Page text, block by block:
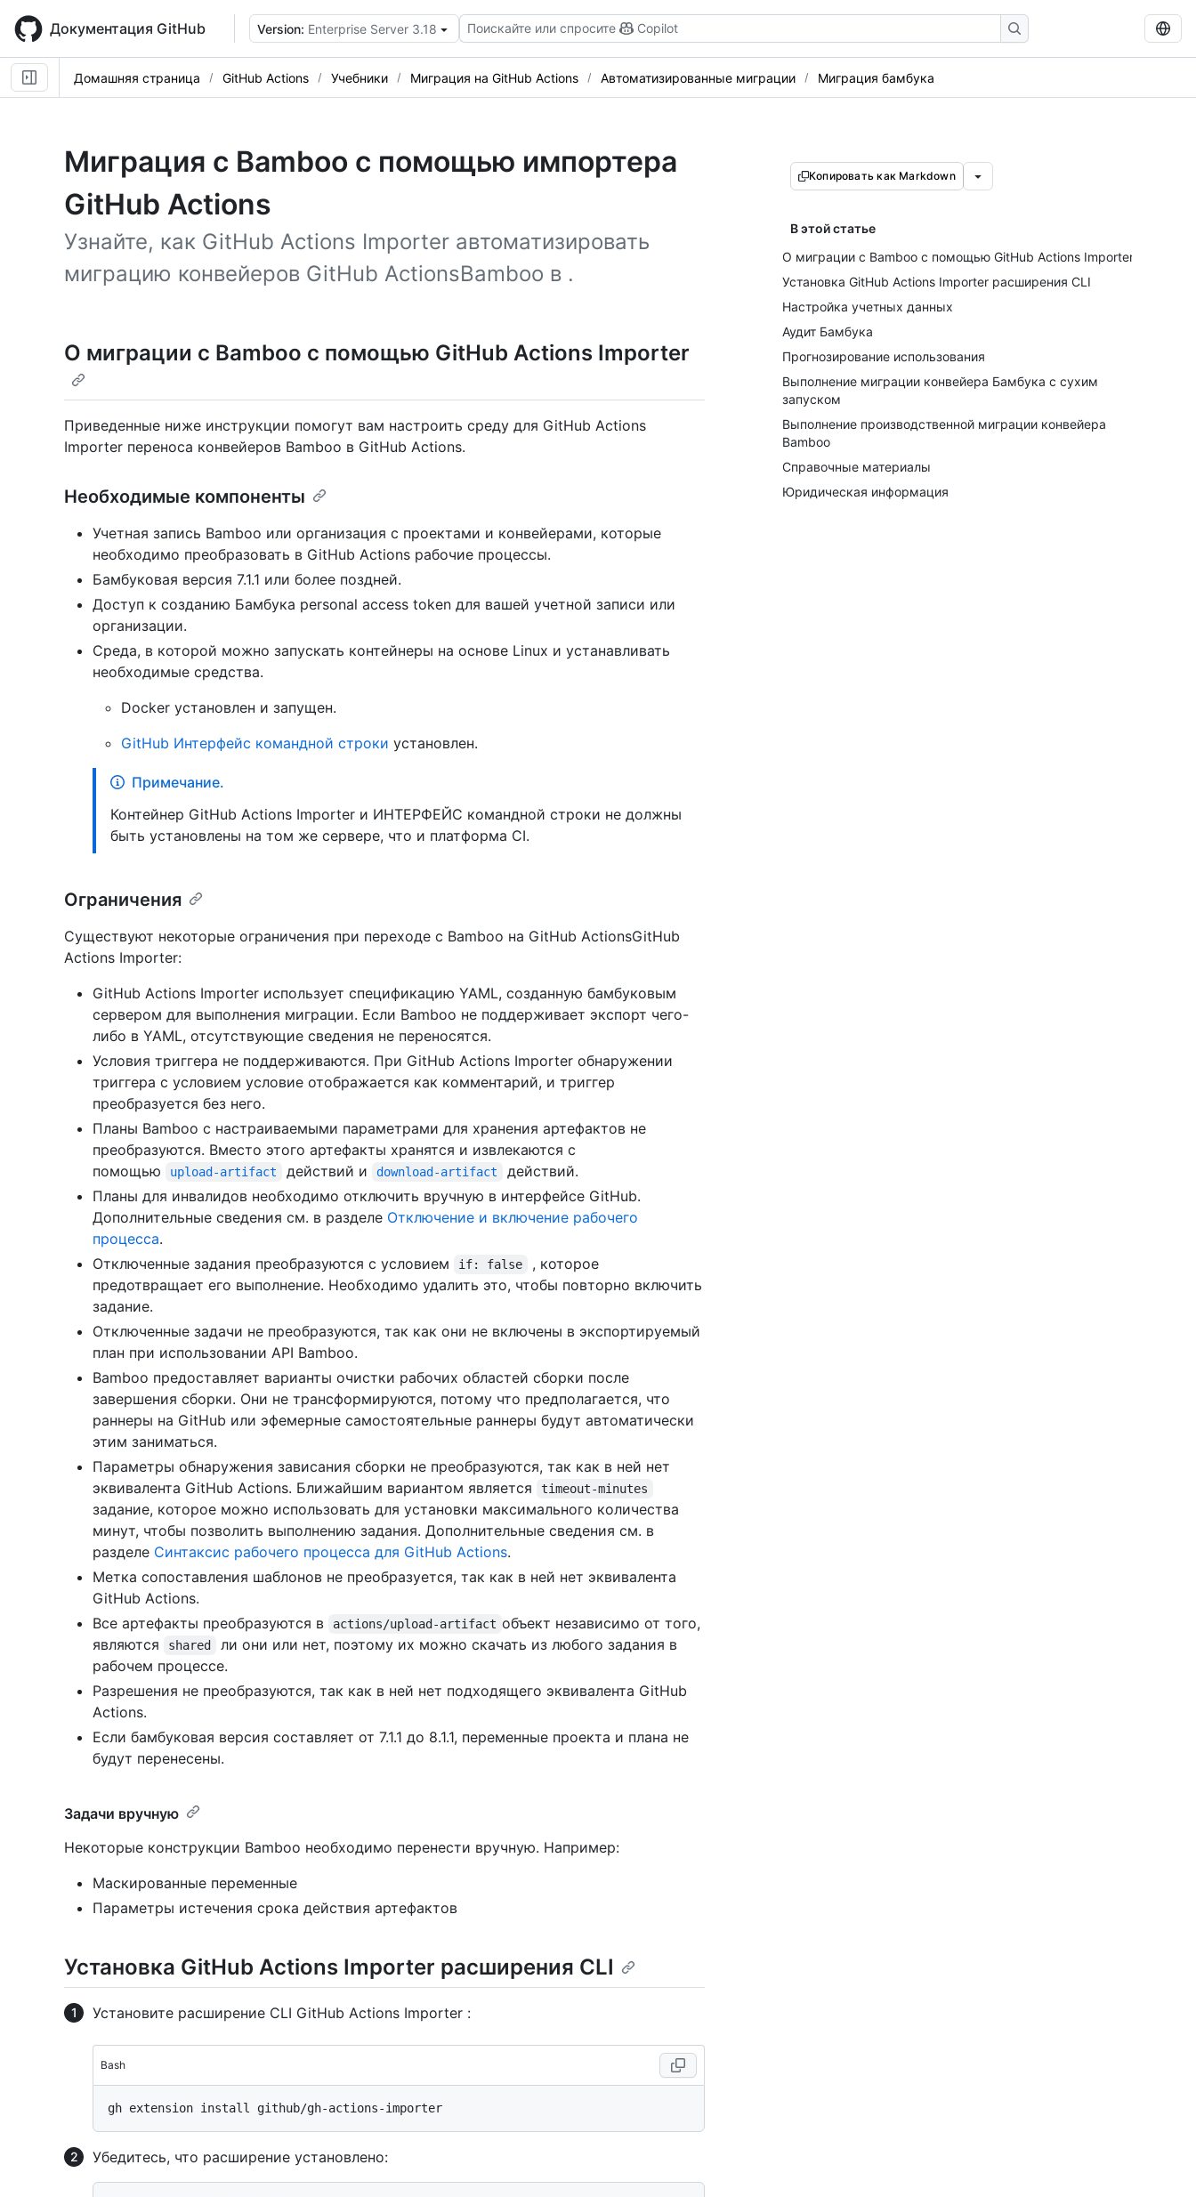
main
content
Документация GitHub Version: Enterprise Server 3.18 Поискайте или спросите Copilot
Домашняя страница GitHub Actions Учебники Миграция на GitHub Actions Автоматизированные миграции Миграция бамбука
Миграция с Bamboo с помощью импортера
GitHub Actions
Узнайте, как GitHub Actions Importer автоматизировать
миграцию конвейеров GitHub ActionsBamboo в .
Копировать как Markdown
В этой статье
О миграции с Bamboo с помощью GitHub Actions Importer
Установка GitHub Actions Importer расширения CLI
Настройка учетных данных
Аудит Бамбука
Прогнозирование использования
Выполнение миграции конвейера Бамбука с сухим
запуском
Выполнение производственной миграции конвейера
Bamboo
Справочные материалы
Юридическая информация
О миграции с Bamboo с помощью GitHub Actions Importer
Приведенные ниже инструкции помогут вам настроить среду для GitHub Actions
Importer переноса конвейеров Bamboo в GitHub Actions.
Необходимые компоненты
Учетная запись Bamboo или организация с проектами и конвейерами, которые
необходимо преобразовать в GitHub Actions рабочие процессы.
Бамбуковая версия 7.1.1 или более поздней.
Доступ к созданию Бамбука personal access token для вашей учетной записи или
организации.
Среда, в которой можно запускать контейнеры на основе Linux и устанавливать
необходимые средства.
Docker установлен и запущен.
GitHub Интерфейс командной строки установлен.
Примечание.
Контейнер GitHub Actions Importer и ИНТЕРФЕЙС командной строки не должны
быть установлены на том же сервере, что и платформа CI.
Ограничения
Существуют некоторые ограничения при переходе с Bamboo на GitHub ActionsGitHub
Actions Importer:
GitHub Actions Importer использует спецификацию YAML, созданную бамбуковым
сервером для выполнения миграции. Если Bamboo не поддерживает экспорт чего-
либо в YAML, отсутствующие сведения не переносятся.
Условия триггера не поддерживаются. При GitHub Actions Importer обнаружении
триггера с условием условие отображается как комментарий, и триггер
преобразуется без него.
Планы Bamboo с настраиваемыми параметрами для хранения артефактов не
преобразуются. Вместо этого артефакты хранятся и извлекаются с
помощью
upload-artifact действий и download-artifact
действий.
Планы для инвалидов необходимо отключить вручную в интерфейсе GitHub.
Дополнительные сведения см. в разделе Отключение и включение рабочего
процесса.
Отключенные задания преобразуются с условием
if: false
, которое
предотвращает его выполнение. Необходимо удалить это, чтобы повторно включить
задание.
Отключенные задачи не преобразуются, так как они не включены в экспортируемый
план при использовании API Bamboo.
Bamboo предоставляет варианты очистки рабочих областей сборки после
завершения сборки. Они не трансформируются, потому что предполагается, что
раннеры на GitHub или эфемерные самостоятельные раннеры будут автоматически
этим заниматься.
Параметры обнаружения зависания сборки не преобразуются, так как в ней нет
эквивалента GitHub Actions. Ближайшим вариантом является
timeout-minutes
задание, которое можно использовать для установки максимального количества
минут, чтобы позволить выполнению задания. Дополнительные сведения см. в
разделе Синтаксис рабочего процесса для GitHub Actions.
Метка сопоставления шаблонов не преобразуется, так как в ней нет эквивалента
GitHub Actions.
Все артефакты преобразуются в
actions/upload-artifact объект независимо от того,
являются
shared
ли они или нет, поэтому их можно скачать из любого задания в
рабочем процессе.
Разрешения не преобразуются, так как в ней нет подходящего эквивалента GitHub
Actions.
Если бамбуковая версия составляет от 7.1.1 до 8.1.1, переменные проекта и плана не
будут перенесены.
Задачи вручную
Некоторые конструкции Bamboo необходимо перенести вручную. Например:
Маскированные переменные
Параметры истечения срока действия артефактов
Установка GitHub Actions Importer расширения CLI
Установите расширение CLI GitHub Actions Importer :
Bash
Убедитесь, что расширение установлено: